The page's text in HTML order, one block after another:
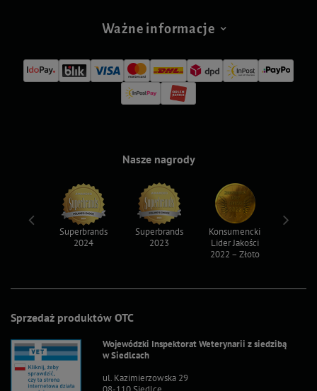
Ważne informacje
Sprzedaż produktów OTC
Wojewódzki Inspektorat Weterynarii z siedzibą
w Siedlcach
ul. Kazimierzowska 29
Nasze nagrody
Superbrands
2024
Superbrands
2023
Konsumencki
Lider Jakości
2022 – Złoto